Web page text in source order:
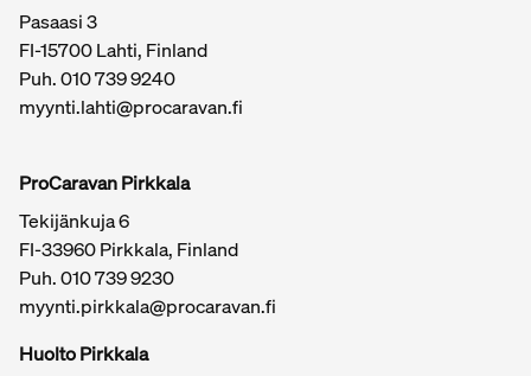
Pasaasi 3
FI-15700 Lahti, Finland
Puh.010 739 9240
myynti.lahti@procaravan.fi
ProCaravan Pirkkala
Tekijänkuja 6
FI-33960 Pirkkala, Finland
Puh.010 739 9230
myynti.pirkkala@procaravan.fi
Huolto Pirkkala